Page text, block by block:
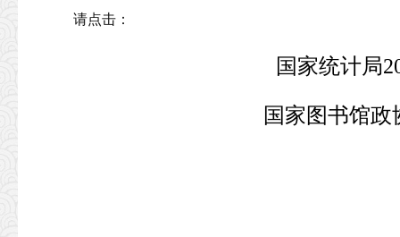
请点击：
国家统计局
国家图书馆